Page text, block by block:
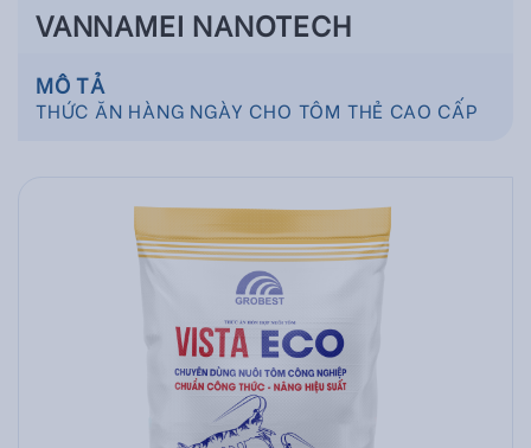
VANNAMEI NANOTECH
MÔ TẢ
THỨC ĂN HÀNG NGÀY CHO TÔM THẺ CAO CẤP